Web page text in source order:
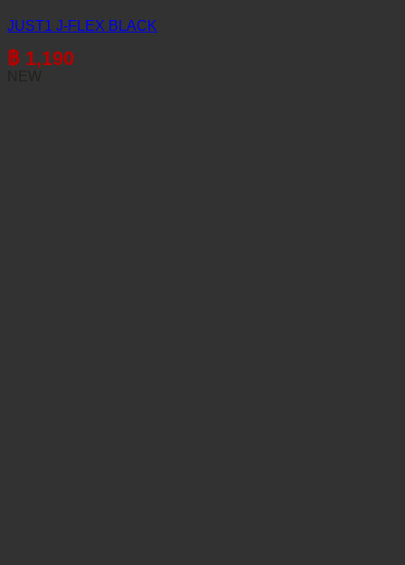
JUST1 J-FLEX BLACK
฿ 1,190